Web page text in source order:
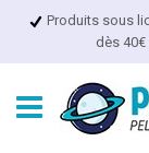
Produits sous
dès